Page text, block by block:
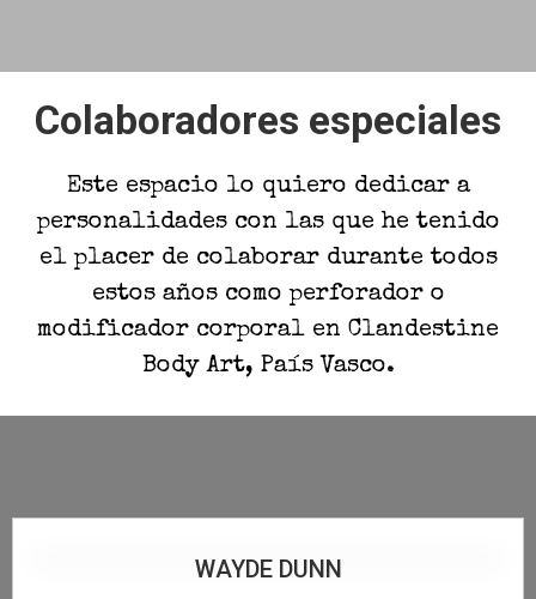
Colaboradores especiales
Este espacio lo quiero dedicar a
personalidades con las que he tenido
el placer de colaborar durante todos
estos años como perforador o
modificador corporal en Clandestine
Body Art, País Vasco.
WAYDE DUNN